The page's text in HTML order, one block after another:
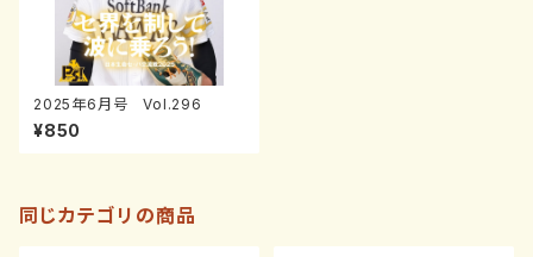
2025年6月号 Vol.296
¥850
同じカテゴリの商品